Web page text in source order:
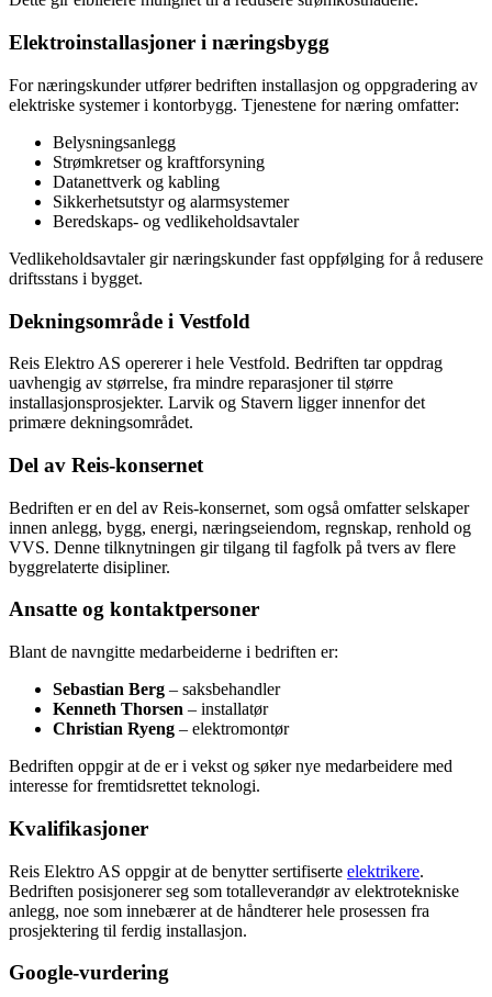
Elektroinstallasjoner i næringsbygg
For næringskunder utfører bedriften installasjon og oppgradering av
elektriske systemer i kontorbygg. Tjenestene for næring omfatter:
Belysningsanlegg
Strømkretser og kraftforsyning
Datanettverk og kabling
Sikkerhetsutstyr og alarmsystemer
Beredskaps- og vedlikeholdsavtaler
Vedlikeholdsavtaler gir næringskunder fast oppfølging for å redusere
driftsstans i bygget.
Dekningsområde i Vestfold
Reis Elektro AS opererer i hele Vestfold. Bedriften tar oppdrag
uavhengig av størrelse, fra mindre reparasjoner til større
installasjonsprosjekter. Larvik og Stavern ligger innenfor det
primære dekningsområdet.
Del av Reis-konsernet
Bedriften er en del av Reis-konsernet, som også omfatter selskaper
innen anlegg, bygg, energi, næringseiendom, regnskap, renhold og
VVS. Denne tilknytningen gir tilgang til fagfolk på tvers av flere
byggrelaterte disipliner.
Ansatte og kontaktpersoner
Blant de navngitte medarbeiderne i bedriften er:
Sebastian Berg – saksbehandler
Kenneth Thorsen – installatør
Christian Ryeng – elektromontør
Bedriften oppgir at de er i vekst og søker nye medarbeidere med
interesse for fremtidsrettet teknologi.
Kvalifikasjoner
Reis Elektro AS oppgir at de benytter sertifiserte elektrikere.
Bedriften posisjonerer seg som totalleverandør av elektrotekniske
anlegg, noe som innebærer at de håndterer hele prosessen fra
prosjektering til ferdig installasjon.
Google-vurdering